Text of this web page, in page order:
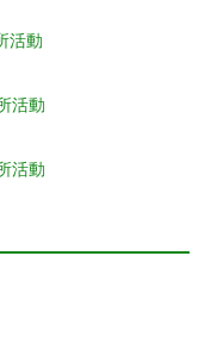
活動
活動
活動